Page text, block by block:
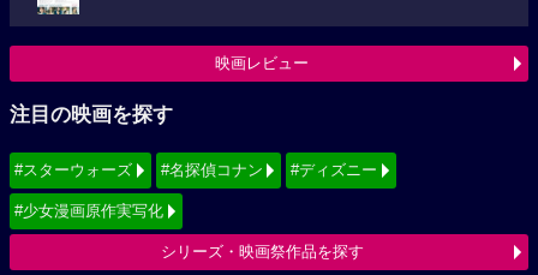
映画レビュー
注目の映画を探す
#スターウォーズ #名探偵コナン #ディズニー
#少女漫画原作実写化
シリーズ・映画祭作品を探す